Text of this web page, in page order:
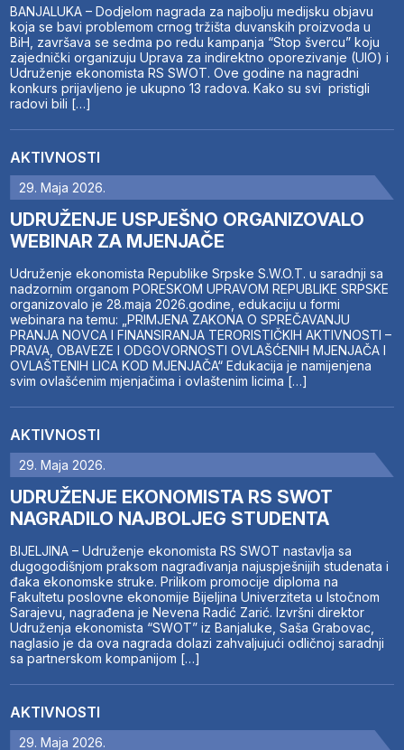
BANJALUKA – Dodjelom nagrada za najbolju medijsku objavu
koja se bavi problemom crnog tržišta duvanskih proizvoda u
BiH, završava se sedma po redu kampanja “Stop švercu” koju
zajednički organizuju Uprava za indirektno oporezivanje (UIO) i
Udruženje ekonomista RS SWOT. Ove godine na nagradni
konkurs prijavljeno je ukupno 13 radova. Kako su svi pristigli
radovi bili […]
AKTIVNOSTI
29. Maja 2026.
UDRUŽENJE USPJEŠNO ORGANIZOVALO
WEBINAR ZA MJENJAČE
Udruženje ekonomista Republike Srpske S.W.O.T. u saradnji sa
nadzornim organom PORESKOM UPRAVOM REPUBLIKE SRPSKE
organizovalo je 28.maja 2026.godine, edukaciju u formi
webinara na temu: „PRIMJENA ZAKONA O SPREČAVANJU
PRANJA NOVCA I FINANSIRANJA TERORISTIČKIH AKTIVNOSTI –
PRAVA, OBAVEZE I ODGOVORNOSTI OVLAŠĆENIH MJENJAČA I
OVLAŠTENIH LICA KOD MJENJAČA“ Edukacija je namijenjena
svim ovlašćenim mjenjačima i ovlaštenim licima […]
AKTIVNOSTI
29. Maja 2026.
UDRUŽENJE EKONOMISTA RS SWOT
NAGRADILO NAJBOLJEG STUDENTA
BIJELJINA – Udruženje ekonomista RS SWOT nastavlja sa
dugogodišnjom praksom nagrađivanja najuspješnijih studenata i
đaka ekonomske struke. Prilikom promocije diploma na
Fakultetu poslovne ekonomije Bijeljina Univerziteta u Istočnom
Sarajevu, nagrađena je Nevena Radić Zarić. Izvršni direktor
Udruženja ekonomista “SWOT” iz Banjaluke, Saša Grabovac,
naglasio je da ova nagrada dolazi zahvaljujući odličnoj saradnji
sa partnerskom kompanijom […]
AKTIVNOSTI
29. Maja 2026.